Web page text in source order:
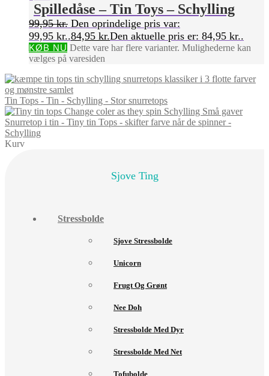
Spilledåse – Tin Toys – Schylling
99,95kr. Den oprindelige pris var:
99,95 kr..84,95 kr.Den aktuelle pris er: 84,95 kr..
KØB NU Dette vare har flere varianter. Mulighederne kan
vælges på varesiden
Tin Tops - Tin - Schylling - Stor snurretops
Snurretop i tin - Tiny tin Tops - skifter farve når de spinner -
Schylling
Kurv
Sjove Ting
Stressbolde
Sjove Stressbolde
Unicorn
Frugt Og Grønt
Nee Doh
Stressbolde Med Dyr
Stressbolde Med Net
Tofubolde